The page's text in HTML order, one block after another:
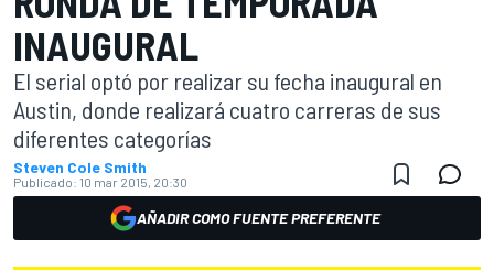
INAUGURAL
El serial optó por realizar su fecha inaugural en
Austin, donde realizará cuatro carreras de sus
diferentes categorías
Steven Cole Smith
Publicado: 10 mar 2015, 20:30
AÑADIR COMO FUENTE PREFERENTE